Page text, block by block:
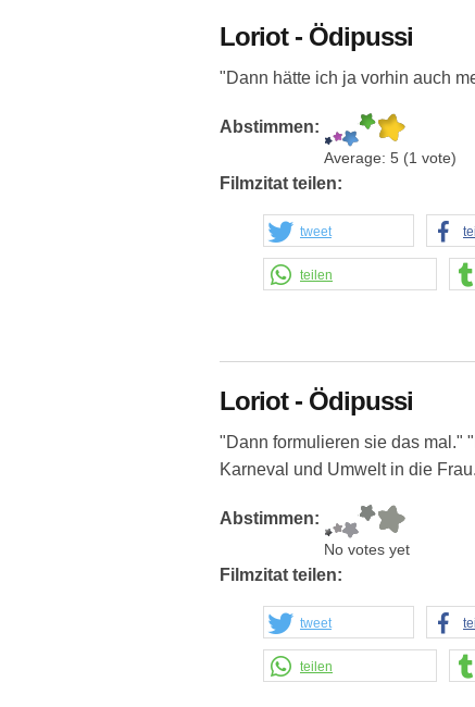
Loriot - Ödipussi
"Dann hätte ich ja vorhin auch
Abstimmen:
Average: 5 (1 vote)
Filmzitat teilen:
tweet
teilen
Loriot - Ödipussi
"Dann formulieren sie das mal."
Karneval und Umwelt in die
Abstimmen:
No votes yet
Filmzitat teilen:
tweet
teilen